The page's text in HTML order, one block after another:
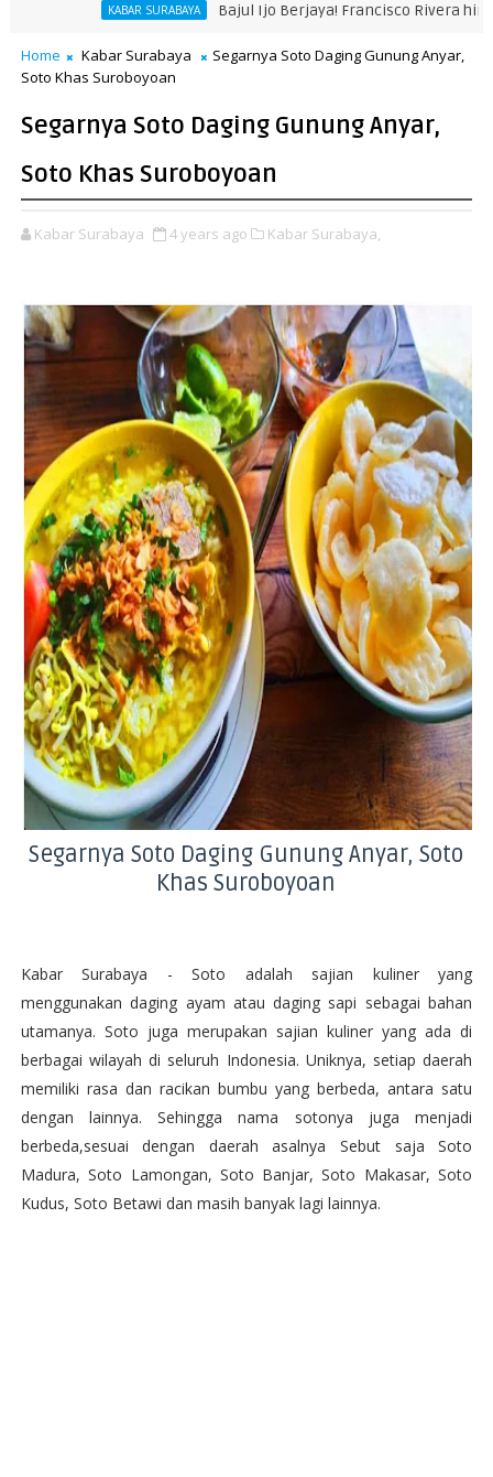
Bajul Ijo Berjaya! Francisco Rivera hingga Bonek Raih
Home Kabar Surabaya
Segarnya Soto Daging Gunung Anyar,
Soto Khas Suroboyoan
Segarnya Soto Daging Gunung Anyar,
Soto Khas Suroboyoan
Kabar Surabaya 4 years ago Kabar Surabaya,
Segarnya Soto Daging Gunung Anyar, Soto
Khas Suroboyoan
Kabar Surabaya - Soto adalah sajian kuliner yang
menggunakan daging ayam atau daging sapi sebagai bahan
utamanya. Soto juga merupakan sajian kuliner yang ada di
berbagai wilayah di seluruh Indonesia. Uniknya, setiap daerah
memiliki rasa dan racikan bumbu yang berbeda, antara satu
dengan lainnya. Sehingga nama sotonya juga menjadi
berbeda,sesuai dengan daerah asalnya Sebut saja Soto
Madura, Soto Lamongan, Soto Banjar, Soto Makasar, Soto
Kudus, Soto Betawi dan masih banyak lagi lainnya.